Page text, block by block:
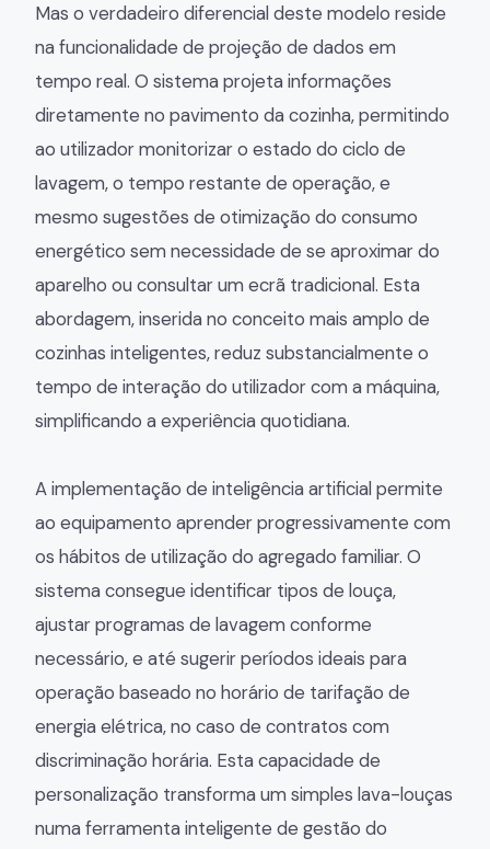
Mas o verdadeiro diferencial deste modelo reside
na funcionalidade de projeção de dados em
tempo real. O sistema projeta informações
diretamente no pavimento da cozinha, permitindo
ao utilizador monitorizar o estado do ciclo de
lavagem, o tempo restante de operação, e
mesmo sugestões de otimização do consumo
energético sem necessidade de se aproximar do
aparelho ou consultar um ecrã tradicional. Esta
abordagem, inserida no conceito mais amplo de
cozinhas inteligentes, reduz substancialmente o
tempo de interação do utilizador com a máquina,
simplificando a experiência quotidiana.
A implementação de inteligência artificial permite
ao equipamento aprender progressivamente com
os hábitos de utilização do agregado familiar. O
sistema consegue identificar tipos de louça,
ajustar programas de lavagem conforme
necessário, e até sugerir períodos ideais para
operação baseado no horário de tarifação de
energia elétrica, no caso de contratos com
discriminação horária. Esta capacidade de
personalização transforma um simples lava-louças
numa ferramenta inteligente de gestão do